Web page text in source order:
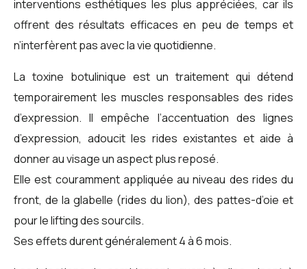
interventions esthétiques les plus appréciées, car ils
offrent des résultats efficaces en peu de temps et
n’interfèrent pas avec la vie quotidienne.
La toxine botulinique est un traitement qui détend
temporairement les muscles responsables des rides
d’expression. Il empêche l’accentuation des lignes
d’expression, adoucit les rides existantes et aide à
donner au visage un aspect plus reposé.
Elle est couramment appliquée au niveau des rides du
front, de la glabelle (rides du lion), des pattes-d’oie et
pour le lifting des sourcils.
Ses effets durent généralement 4 à 6 mois.